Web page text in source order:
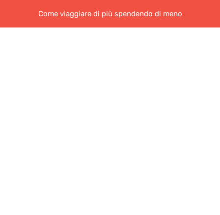
Come viaggiare di più spendendo di meno